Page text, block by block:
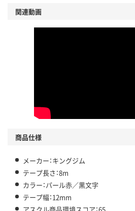
関連動画
商品仕様
メーカー：キングジム
テープ長さ：8m
カラー：パール赤／黒文字
テープ幅：12mm